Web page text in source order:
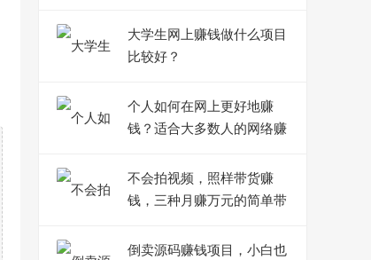
大学生网上赚钱做什么项目
比较好？
个人如何在网上更好地赚
钱？适合大多数人的网络赚
不会拍视频，照样带货赚
钱，三种月赚万元的简单带
倒卖源码赚钱项目，小白也